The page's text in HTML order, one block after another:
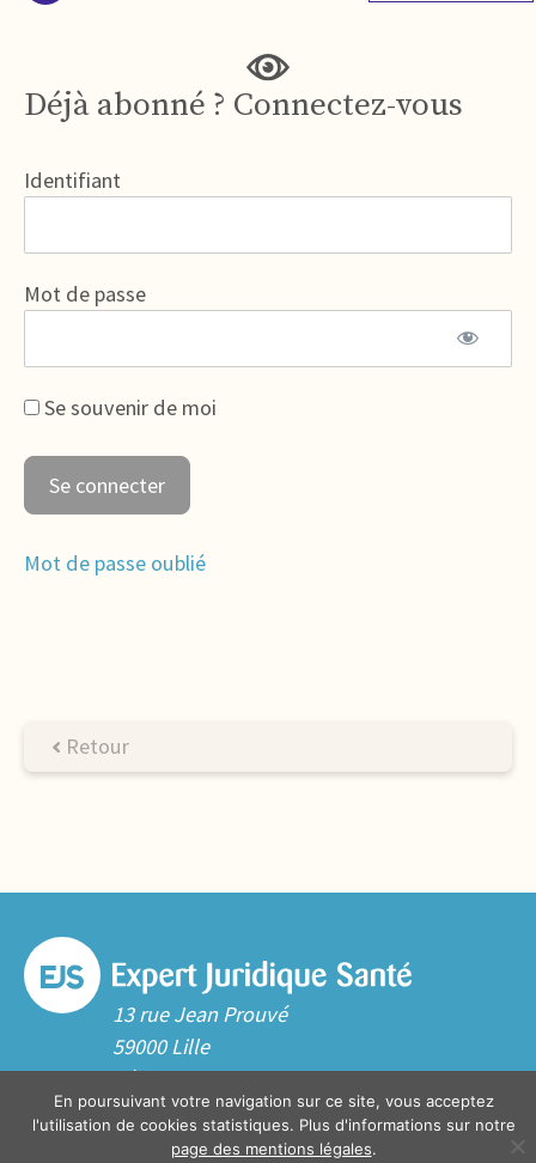
Déjà abonné ? Connectez-vous
Identifiant
Mot de passe
Se souvenir de moi
Mot de passe oublié
Retour
13 rue Jean Prouvé
59000 Lille
Tél. 03 20 06 70 10
Contact
En poursuivant votre navigation sur ce site, vous acceptez
l'utilisation de cookies statistiques. Plus d'informations sur notre
page des mentions légales.